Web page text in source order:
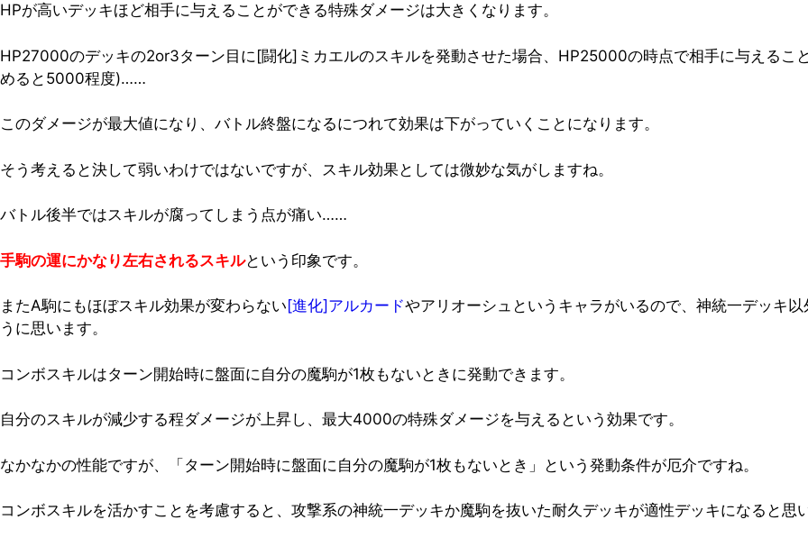
HPが高いデッキほど相手に与えることができる特殊ダメージは大きくなります。
HP27000のデッキの2or3ターン目に[闘化]ミカエルのスキルを発動させた場合、HP25000の時点で相手に与えるこ
めると5000程度)……
このダメージが最大値になり、バトル終盤になるにつれて効果は下がっていくことになります。
そう考えると決して弱いわけではないですが、スキル効果としては微妙な気がしますね。
バトル後半ではスキルが腐ってしまう点が痛い……
手駒の運にかなり左右されるスキルという印象です。
またA駒にもほぼスキル効果が変わらない [進化]アルカードやアリオーシュというキャラがいるので、神統一デッキ
うに思います。
コンボスキルはターン開始時に盤面に自分の魔駒が1枚もないときに発動できます。
自分のスキルが減少する程ダメージが上昇し、最大4000の特殊ダメージを与えるという効果です。
なかなかの性能ですが、「ターン開始時に盤面に自分の魔駒が1枚もないとき」という発動条件が厄介ですね。
コンボスキルを活かすことを考慮すると、攻撃系の神統一デッキか魔駒を抜いた耐久デッキが適性デッキになると思